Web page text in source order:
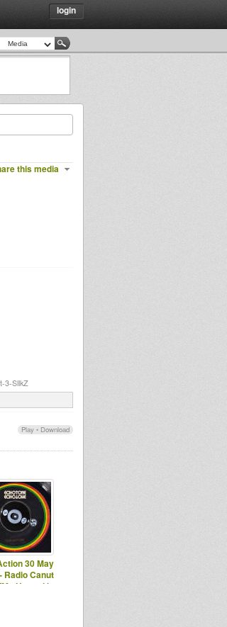
login
this media
3-SllkZ
Play • Download
30 May
Radio Canut
- Hosted by